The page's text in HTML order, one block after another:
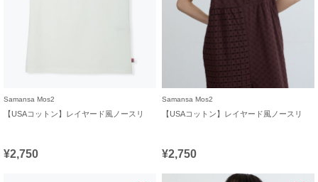
Samansa Mos2
【USAコットン】レイヤード風ノースリ
¥2,750
Samansa Mos2
【USAコットン】レイヤード風ノースリ
¥2,750